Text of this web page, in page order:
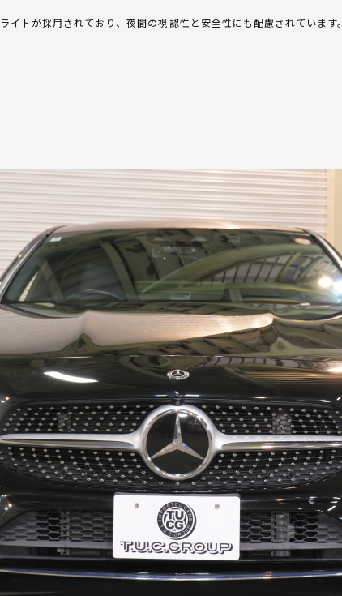
イトが採用されており、夜間の視認性と安全性にも配慮されています。